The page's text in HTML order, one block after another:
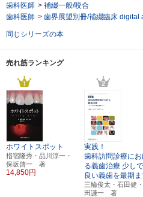
歯科医師 > 補綴一般/咬合
歯科医師 > 歯界展望別冊/補綴臨床
同じシリーズの本
売れ筋ランキング
ホワイトスポット
指宿隆秀・品川淳一・
保坂啓一 著
14,850円
実践！
歯科訪問診療にお
る義歯治療 少し
良い義歯を最期
三輪俊太・石田健
田謙一 著